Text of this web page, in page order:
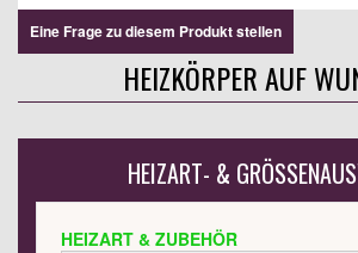
Eine Frage zu diesem Produkt stellen
HEIZKÖRPER AUF
HEIZART- &
HEIZART & ZUBEHÖR